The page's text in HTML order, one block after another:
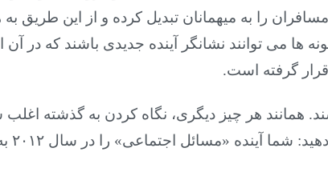
را به میهمانان تبدیل کرده و از این طریق به
می توانند نشانگر آینده جدیدی باشند که در
گرفته است.
همانند هر چیز دیگری، نگاه کردن به گذشته اغلب
آنچه که